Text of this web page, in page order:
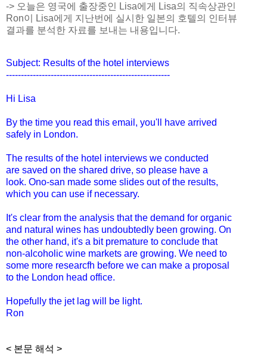
-> 오늘은 영국에 출장중인 Lisa에게 Lisa의 직속상관인
Ron이 Lisa에게 지난번에 실시한 일본의 호텔의 인터뷰
결과를 분석한 자료를 보내는 내용입니다.
Subject: Results of the hotel interviews
-------------------------------------------------------
Hi Lisa
By the time you read this email, you'll have arrived
safely in London.
The results of the hotel interviews we conducted
are saved on the shared drive, so please have a
look. Ono-san made some slides out of the results,
which you can use if necessary.
It's clear from the analysis that the demand for organic
and natural wines has undoubtedly been growing. On
the other hand, it's a bit premature to conclude that
non-alcoholic wine markets are growing. We need to
some more researcfh before we can make a proposal
to the London head office.
Hopefully the jet lag will be light.
Ron
< 본문 해석 >